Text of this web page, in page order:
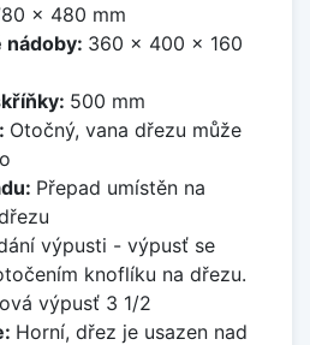
x 480 mm
nádoby: 360 x 400 x 160
500 mm
Otočný, vana dřezu může
Přepad umístěn na
výpusti - výpusť se
knoflíku na dřezu.
výpusť 3 1/2
Horní, dřez je usazen nad